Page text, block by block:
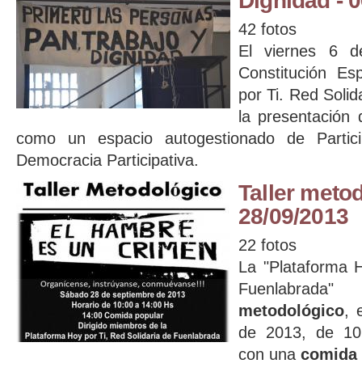
42 fotos
El viernes 6
Constitución
por Ti. Red
la presentación
como un espacio autogestionado de
Democracia Participativa.
Taller
28/09/2013
22 fotos
La "Plataforma
metodológico,
de 2013, de
con una comida